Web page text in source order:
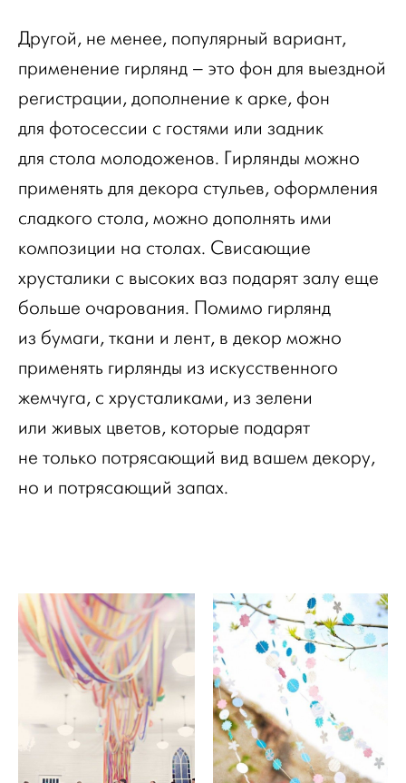
Другой, не менее, популярный вариант,
применение гирлянд – это фон для выездной
регистрации, дополнение к арке, фон
для фотосессии с гостями или задник
для стола молодоженов. Гирлянды можно
применять для декора стульев, оформления
сладкого стола, можно дополнять ими
композиции на столах. Свисающие
хрусталики с высоких ваз подарят залу еще
больше очарования. Помимо гирлянд
из бумаги, ткани и лент, в декор можно
применять гирлянды из искусственного
жемчуга, с хрусталиками, из зелени
или живых цветов, которые подарят
не только потрясающий вид вашем декору,
но и потрясающий запах.